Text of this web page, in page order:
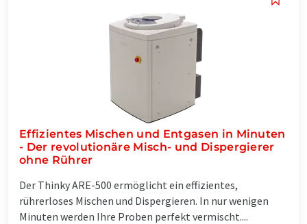
Effizientes Mischen und Entgasen in Minuten
- Der revolutionäre Misch- und Dispergierer
ohne Rührer
Der Thinky ARE-500 ermöglicht ein effizientes,
rührerloses Mischen und Dispergieren. In nur wenigen
Minuten werden Ihre Proben perfekt vermischt....